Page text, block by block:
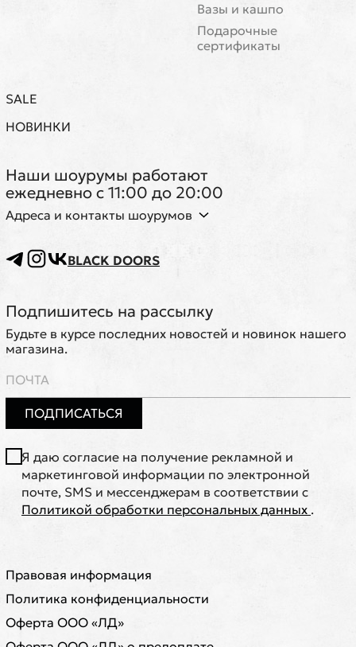
Вазы и кашпо
Подарочные
сертификаты
SALE
НОВИНКИ
Наши шоурумы работают
ежедневно с 11:00 до 20:00
Адреса и контакты шоурумов
BLACK DOORS
Подпишитесь на рассылку
Будьте в курсе последних новостей и новинок нашего
магазина.
ПОДПИСАТЬСЯ
Я даю согласие на получение рекламной и
маркетинговой информации по электронной
почте, SMS и мессенджерам в соответствии с
Политикой обработки персональных данных .
Правовая информация
Политика конфиденциальности
Оферта ООО «ЛД»